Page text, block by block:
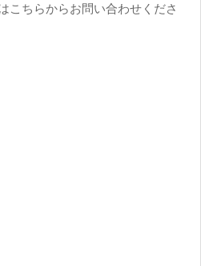
こちらからお問い合わせくださ